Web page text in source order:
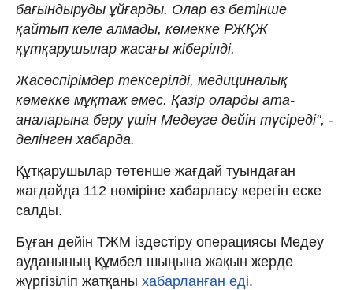
бағындыруды ұйғарды. Олар өз бетінше
қайтып келе алмады, көмекке РЖҚЖ
құтқарушылар жасағы жіберілді.
Жасөспірімдер тексерілді, медициналық
көмекке мұқтаж емес. Қазір оларды ата-
аналарына беру үшін Медеуге дейін түсіреді", -
делінген хабарда.
Құтқарушылар төтенше жағдай туындаған
жағдайда 112 нөміріне хабарласу керегін еске
салды.
Бұған дейін ТЖМ іздестіру операциясы Медеу
ауданының Құмбел шыңына жақын жерде
жүргізіліп жатқаны хабарланған еді.